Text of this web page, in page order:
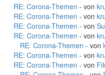
RE: Corona-Themen - von
RE: Corona-Themen - von
RE: Corona-Themen - von
RE: Corona-Themen - von
RE: Corona-Themen - von
RE: Corona-Themen - von
RE: Corona-Themen - von